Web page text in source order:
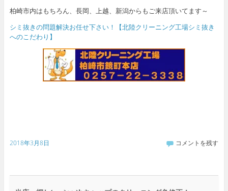
柏崎市内はもちろん、長岡、上越、新潟からもご来店頂いてます～
シミ抜きの問題解決お任せ下さい！【北陸クリーニング工場シミ抜き
へのこだわり】
2018年3月8日 コメントを残す